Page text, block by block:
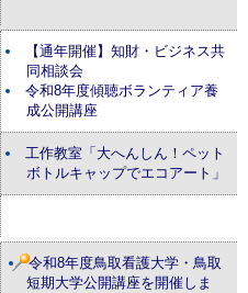
【通年開催】知財・ビジネス共
同相談会
令和8年度傾聴ボランティア養
成公開講座
工作教室「大へんしん！ペット
ボトルキャップでエコアート」
令和8年度鳥取看護大学・鳥取
短期大学公開講座を開催しま